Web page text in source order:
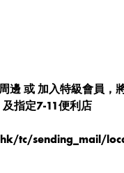
邊 或 加入特級會員，
指定7-11便利店
tc/sending_mail/